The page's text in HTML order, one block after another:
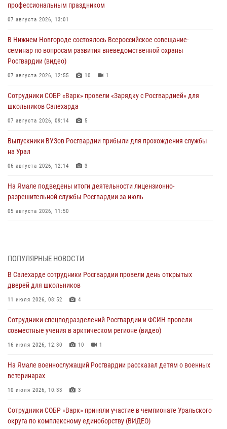
профессиональным праздником
07 августа 2026, 13:01
В Нижнем Новгороде состоялось Всероссийское совещание-
семинар по вопросам развития вневедомственной охраны
Росгвардии (видео)
07 августа 2026, 12:55 10 1
Сотрудники СОБР «Варк» провели «Зарядку с Росгвардией» для
школьников Салехарда
07 августа 2026, 09:14 5
Выпускники ВУЗов Росгвардии прибыли для прохождения службы
на Урал
06 августа 2026, 12:14 3
На Ямале подведены итоги деятельности лицензионно-
разрешительной службы Росгвардии за июль
05 августа 2026, 11:50
03 августа 2026, 07:21 2
Генерал-полковник Юрий Аверин выступил на Всероссийском
молодёжном образовательном форуме «Территория смыслов»
03 августа 2026, 06:54
Директор Росгвардии Герой России генерал армии Виктор Золотов
поздравил специалистов подразделений тыла с профессиональным
праздником
Сотрудники СОБР «Варк» повышают боевое мастерство на Ямале
30 июля 2026, 09:34 1
Офицеры спецназа Росгвардии провели практическое занятие для
сотрудников прокуратуры на Ямале
ПОПУЛЯРНЫЕ НОВОСТИ
В Салехарде сотрудники Росгвардии провели день открытых
дверей для школьников
11 июля 2026, 08:52 4
Сотрудники спецподразделений Росгвардии и ФСИН провели
совместные учения в арктическом регионе (видео)
16 июля 2026, 12:30 10 1
На Ямале военнослужащий Росгвардии рассказал детям о военных
ветеринарах
10 июля 2026, 10:33 3
Сотрудники СОБР «Варк» приняли участие в чемпионате Уральского
округа по комплексному единоборству (ВИДЕО)